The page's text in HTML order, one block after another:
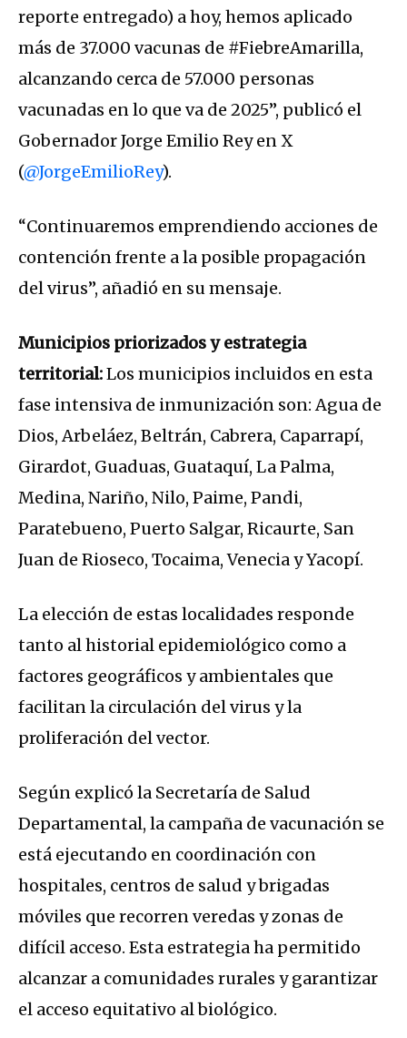
reporte entregado) a hoy, hemos aplicado
más de 37.000 vacunas de #FiebreAmarilla,
alcanzando cerca de 57.000 personas
vacunadas en lo que va de 2025”, publicó el
Gobernador Jorge Emilio Rey en X
(@JorgeEmilioRey).
“Continuaremos emprendiendo acciones de
contención frente a la posible propagación
del virus”, añadió en su mensaje.
Municipios priorizados y estrategia
territorial:Los municipios incluidos en esta
fase intensiva de inmunización son: Agua de
Dios, Arbeláez, Beltrán, Cabrera, Caparrapí,
Girardot, Guaduas, Guataquí, La Palma,
Medina, Nariño, Nilo, Paime, Pandi,
Paratebueno, Puerto Salgar, Ricaurte, San
Juan de Rioseco, Tocaima, Venecia y Yacopí.
La elección de estas localidades responde
tanto al historial epidemiológico como a
factores geográficos y ambientales que
facilitan la circulación del virus y la
proliferación del vector.
Según explicó la Secretaría de Salud
Departamental, la campaña de vacunación se
está ejecutando en coordinación con
hospitales, centros de salud y brigadas
móviles que recorren veredas y zonas de
difícil acceso. Esta estrategia ha permitido
alcanzar a comunidades rurales y garantizar
el acceso equitativo al biológico.